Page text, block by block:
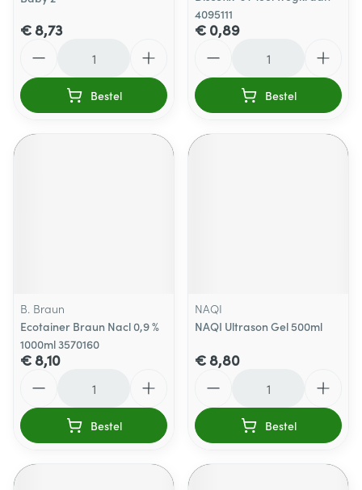
€ 8,73
Bestel
4095111
€ 0,89
Bestel
B. Braun
Ecotainer Braun Nacl 0,9 %
1000ml 3570160
€ 8,10
Bestel
NAQI
NAQI Ultrason Gel 500ml
€ 8,80
Bestel